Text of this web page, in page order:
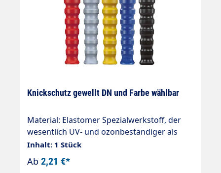
Knickschutz gewellt DN und Farbe wählbar
Material: Elastomer Spezialwerkstoff, der
wesentlich UV- und ozonbeständiger als
herkömmlicher Gummi ist. Mit einer Lippe,
die hinter der Fassung einrastet und
dadurch ein Lösen verhindert.
Inhalt: 1 Stück
Ab 2,21 €*